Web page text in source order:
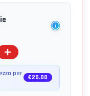
per
€20.00